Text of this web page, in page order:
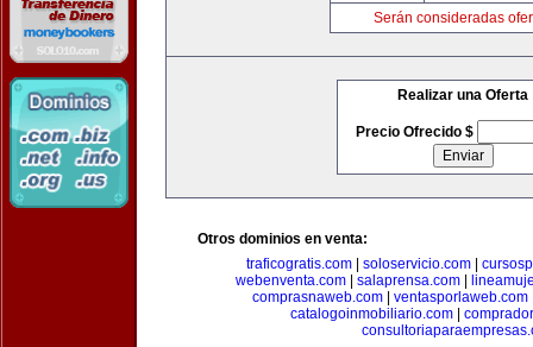
Serán consideradas
Realizar una Oferta
Precio Ofrecido $
Otros dominios en venta:
traficogratis.com| soloservicio.com|
webenventa.com
salaprensa.com
comprasnaweb.com
ventasporlaweb.com
catalogoinmobiliario.com|